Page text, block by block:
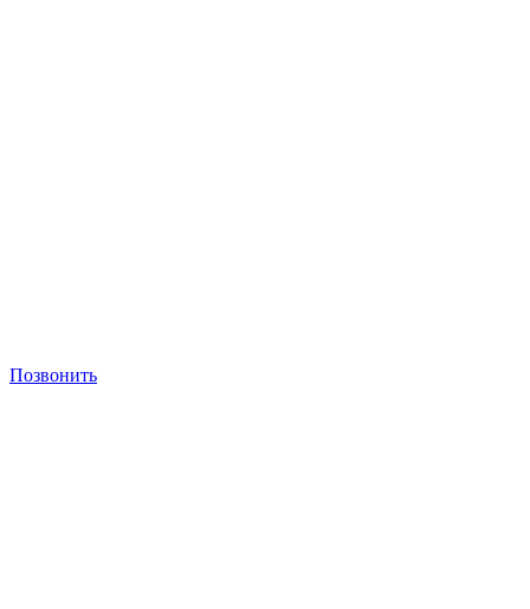
Позвонить